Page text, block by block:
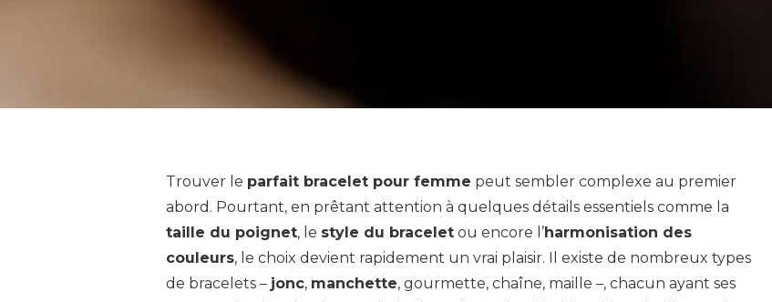
Trouver le parfait bracelet pour femme peut sembler complexe au premier
abord. Pourtant, en prêtant attention à quelques détails essentiels comme la
taille du poignet, le style du braceletou encore l’harmonisation des
couleurs, le choix devient rapidement un vrai plaisir. Il existe de nombreux types
de bracelets – jonc, manchette, gourmette, chaîne, maille –, chacun ayant ses